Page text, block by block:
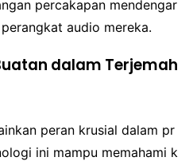
percakapan mendengar
audio mereka.
dalam Terjemah
peran krusial dalam pr
ini mampu memahami k